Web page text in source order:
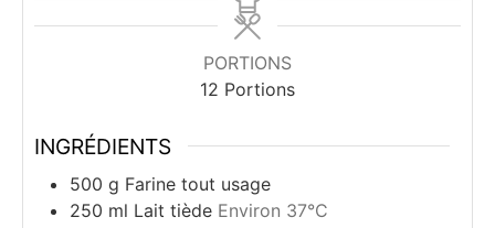
PORTIONS
12 Portions
INGRÉDIENTS
500 g Farine tout usage
250 ml Lait tiède Environ 37°C